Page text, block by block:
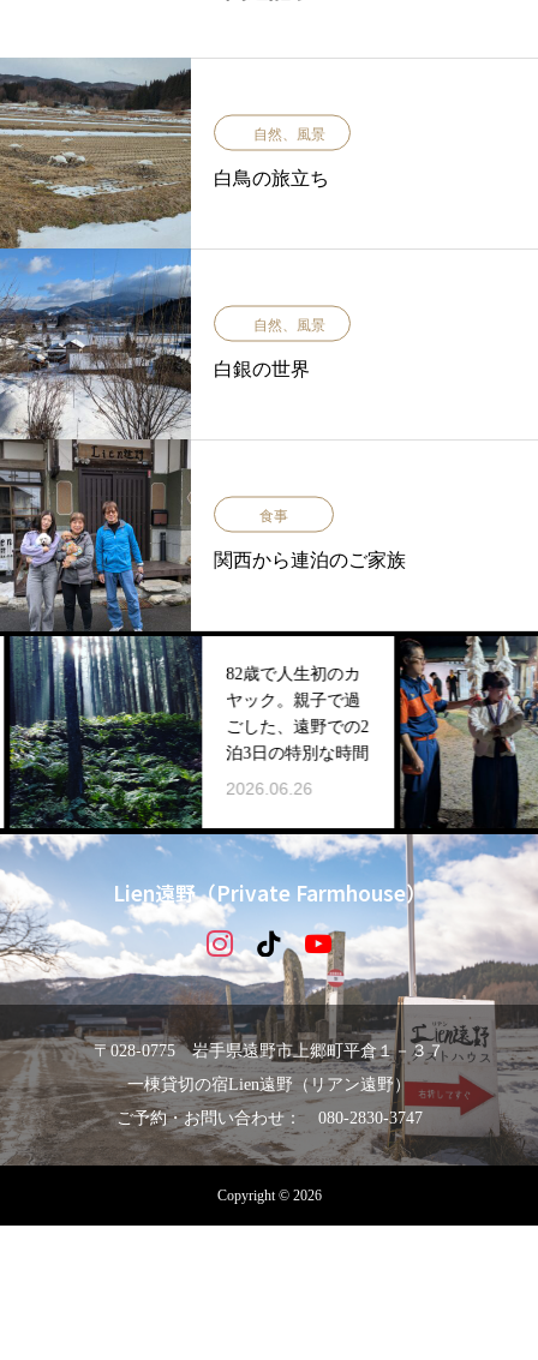
自然、風景
白鳥の旅立ち
自然、風景
白銀の世界
食事
関西から連泊のご家族
82歳で人生初のカ
ヤック。親子で過
ごした、遠野での2
泊3日の特別な時間
2026.06.26
遠
学
Lien遠野（Private Farmhouse）
〒028-0775 岩手県遠野市上郷町平倉１－３７
一棟貸切の宿Lien遠野（リアン遠野）
ご予約・お問い合わせ： 080-2830-3747
Copyright © 2026